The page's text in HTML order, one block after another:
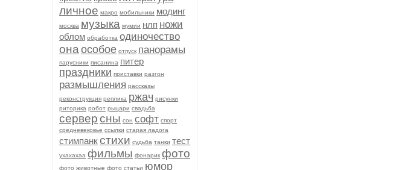
личное макро мобильники модинг
москва музыка мумии нлп ножи
облом обработка одиночество
она особое отпуск панорамы
парусники писанина питер
праздники приставки разгон
размышления рассказы
реконструкция реплика ржач рисунки
риторика робот рыцари свадьба
серверсны сон софт спорт
средневековье ссылки старая ладога
стимпанкстихи судьба танки тест
ухахахаа фильмы фонарик фото
фото животные фото статьи юмор